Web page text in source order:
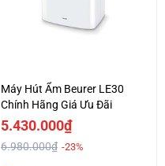
Máy Hút Ẩm Beurer LE30
Chính Hãng Giá Ưu Đãi
5.430.000₫
6.980.000₫ -23%